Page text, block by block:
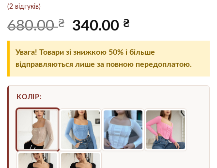
Рейтинг
4.5
з 5
на основі
опитування
2
(2 відгуків)
680.00₴
Оригінальна
680.00 ₴.
340.00 ₴
340.00 ₴.
Увага! Товари зі знижкою 50% і більше
відправляються лише за повною передоплатою.
КОЛІР: